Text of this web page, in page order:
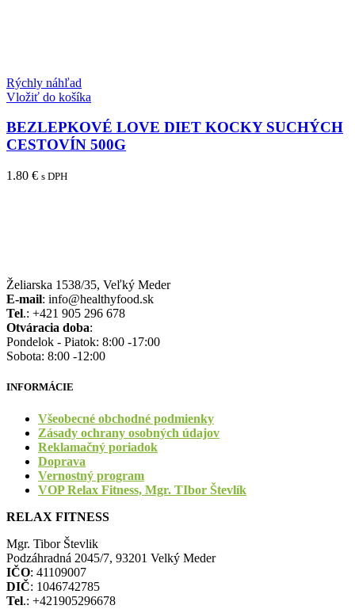
Rýchly náhľad
Vložiť do košíka
BEZLEPKOVÉ LOVE DIET KOCKY SUCHÝCH
CESTOVÍN 500G
1.80 € s DPH
Želiarska 1538/35, Veľký Meder
E-mail: info@healthyfood.sk
Tel.: +421 905 296 678
Otváracia doba:
Pondelok - Piatok: 8:00 -17:00
Sobota: 8:00 -12:00
INFORMÁCIE
Všeobecné obchodné podmienky
Zásady ochrany osobných údajov
Reklamačný poriadok
Doprava
Vernostný program
VOP Relax Fitness, Mgr. TIbor Števlík
RELAX FITNESS
Mgr. Tibor Števlik
Podzáhradná 2045/7, 93201 Velký Meder
IČO: 41109007
DIČ: 1046742785
Tel.: +421905296678